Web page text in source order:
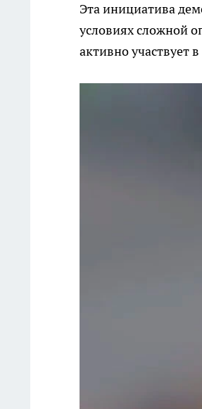
Эта инициатива
условиях сложной
активно участвует